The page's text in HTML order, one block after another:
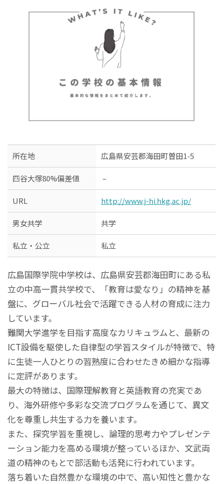
所在地 広島県安芸郡海田町曽田1-5
四谷大塚80%偏差値 –
URL http://www.j-hi.hkg.ac.jp/
男女共学 共学
私立・公立 私立
広島国際学院中学校は、広島県安芸郡海田町にある私
立の中高一貫共学校で、「教育は愛なり」の精神を基
盤に、グローバル社会で活躍できる人材の育成に注力
しています。
難関大学進学を目指す高度なカリキュラムと、最新の
ICT設備を駆使した自律型の学習スタイルが特徴で、特
に生徒一人ひとりの習熟度に合わせたきめ細かな指導
に定評があります。
最大の特徴は、国際理解教育と英語教育の充実であ
り、海外研修や多彩な交流プログラムを通じて、異文
化を尊重し共生する力を養います。
また、探究学習を重視し、論理的思考力やプレゼンテ
ーション能力を高める環境が整っているほか、文武両
道の精神のもとで部活動も活発に行われています。
落ち着いた自然豊かな環境の中で、高い知性と豊かな